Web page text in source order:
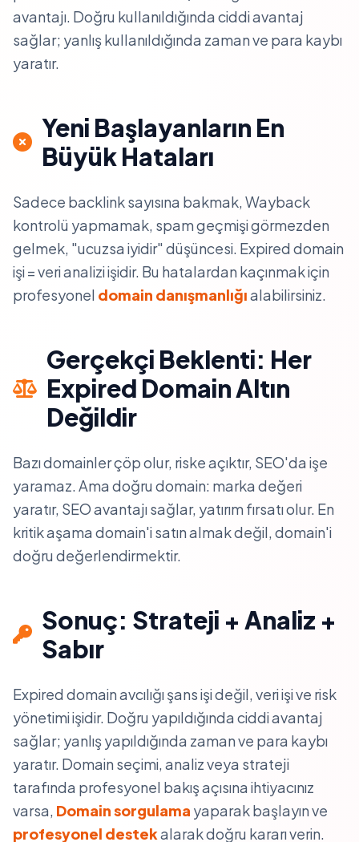
avantajı. Doğru kullanıldığında ciddi avantaj
sağlar; yanlış kullanıldığında zaman ve para kaybı
yaratır.
Yeni Başlayanların En
Büyük Hataları
Sadece backlink sayısına bakmak, Wayback
kontrolü yapmamak, spam geçmişi görmezden
gelmek, "ucuzsa iyidir" düşüncesi. Expired domain
işi = veri analizi işidir. Bu hatalardan kaçınmak için
profesyonel domain danışmanlığıalabilirsiniz.
Gerçekçi Beklenti: Her
Expired Domain Altın
Değildir
Bazı domainler çöp olur, riske açıktır, SEO'da işe
yaramaz. Ama doğru domain: marka değeri
yaratır, SEO avantajı sağlar, yatırım fırsatı olur. En
kritik aşama domain'i satın almak değil, domain'i
doğru değerlendirmektir.
Sonuç: Strateji + Analiz +
Sabır
Expired domain avcılığı şans işi değil, veri işi ve risk
yönetimi işidir. Doğru yapıldığında ciddi avantaj
sağlar; yanlış yapıldığında zaman ve para kaybı
yaratır. Domain seçimi, analiz veya strateji
tarafında profesyonel bakış açısına ihtiyacınız
varsa, Domain sorgulama yaparak başlayın ve
profesyonel destekalarak doğru kararı verin.